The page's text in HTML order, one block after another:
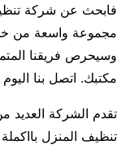
فابحث عن شركة
مجموعة واسعة من
وسيحرص فريقنا
مكتبك. اتصل بنا
تقدم الشركة العديد
تنظيف المنزل